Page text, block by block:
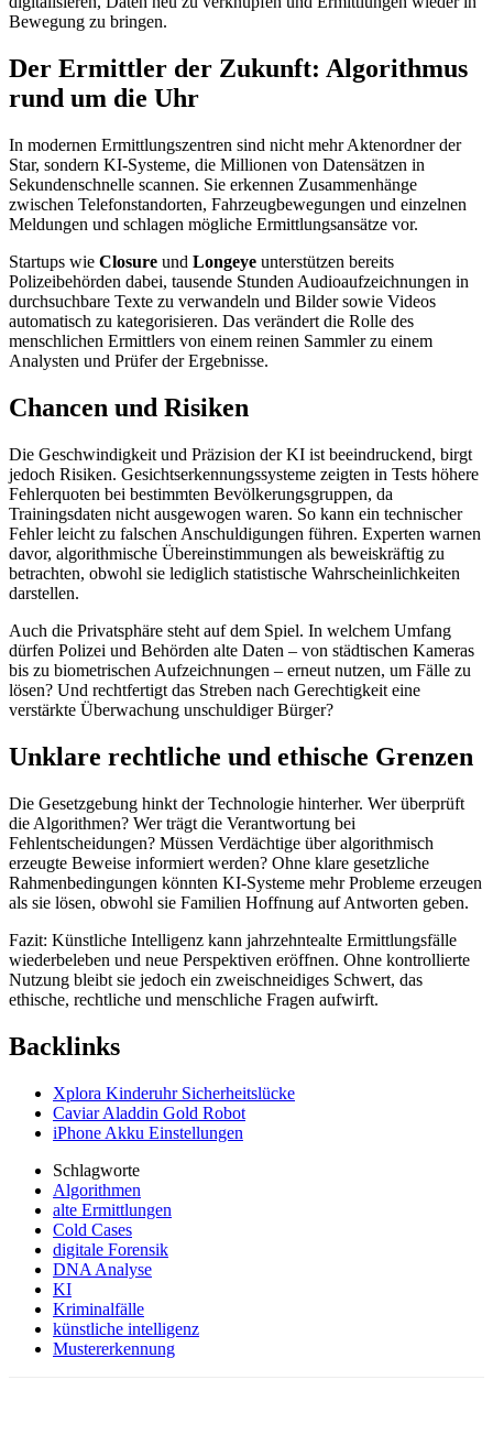
Bewegung zu bringen.
Der Ermittler der Zukunft: Algorithmus
rund um die Uhr
In modernen Ermittlungszentren sind nicht mehr Aktenordner der
Star, sondern KI-Systeme, die Millionen von Datensätzen in
Sekundenschnelle scannen. Sie erkennen Zusammenhänge
zwischen Telefonstandorten, Fahrzeugbewegungen und einzelnen
Meldungen und schlagen mögliche Ermittlungsansätze vor.
Startups wie Closure und Longeye unterstützen bereits
Polizeibehörden dabei, tausende Stunden Audioaufzeichnungen in
durchsuchbare Texte zu verwandeln und Bilder sowie Videos
automatisch zu kategorisieren. Das verändert die Rolle des
menschlichen Ermittlers von einem reinen Sammler zu einem
Analysten und Prüfer der Ergebnisse.
Chancen und Risiken
Die Geschwindigkeit und Präzision der KI ist beeindruckend, birgt
jedoch Risiken. Gesichtserkennungssysteme zeigten in Tests höhere
Fehlerquoten bei bestimmten Bevölkerungsgruppen, da
Trainingsdaten nicht ausgewogen waren. So kann ein technischer
Fehler leicht zu falschen Anschuldigungen führen. Experten warnen
davor, algorithmische Übereinstimmungen als beweiskräftig zu
betrachten, obwohl sie lediglich statistische Wahrscheinlichkeiten
darstellen.
Auch die Privatsphäre steht auf dem Spiel. In welchem Umfang
dürfen Polizei und Behörden alte Daten – von städtischen Kameras
bis zu biometrischen Aufzeichnungen – erneut nutzen, um Fälle zu
lösen? Und rechtfertigt das Streben nach Gerechtigkeit eine
verstärkte Überwachung unschuldiger Bürger?
Unklare rechtliche und ethische Grenzen
Die Gesetzgebung hinkt der Technologie hinterher. Wer überprüft
die Algorithmen? Wer trägt die Verantwortung bei
Fehlentscheidungen? Müssen Verdächtige über algorithmisch
erzeugte Beweise informiert werden? Ohne klare gesetzliche
Rahmenbedingungen könnten KI-Systeme mehr Probleme erzeugen
als sie lösen, obwohl sie Familien Hoffnung auf Antworten geben.
Fazit: Künstliche Intelligenz kann jahrzehntealte Ermittlungsfälle
wiederbeleben und neue Perspektiven eröffnen. Ohne kontrollierte
Nutzung bleibt sie jedoch ein zweischneidiges Schwert, das
ethische, rechtliche und menschliche Fragen aufwirft.
Backlinks
Xplora Kinderuhr Sicherheitslücke
Caviar Aladdin Gold Robot
iPhone Akku Einstellungen
Schlagworte
Algorithmen
alte Ermittlungen
Cold Cases
digitale Forensik
DNA Analyse
KI
Kriminalfälle
künstliche intelligenz
Mustererkennung